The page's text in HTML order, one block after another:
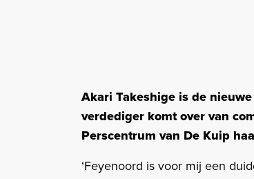
Akari Takeshige is de
verdediger komt over van
Perscentrum van De Kuip
‘Feyenoord is voor mij een